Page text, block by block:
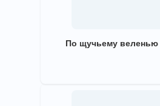
По щучьему веленью